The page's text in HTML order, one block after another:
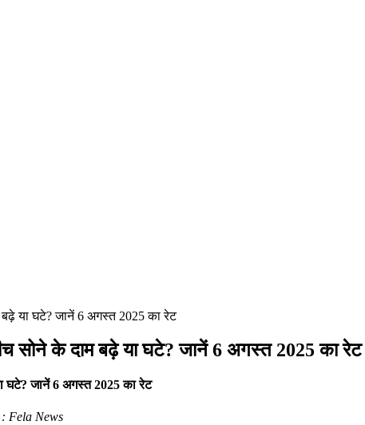
या घटे? जानें 6 अगस्त 2025 का रेट
सोने के दाम बढ़े या घटे? जानें 6 अगस्त 2025 का रेट
घटे? जानें 6 अगस्त 2025 का रेट
: Fela News